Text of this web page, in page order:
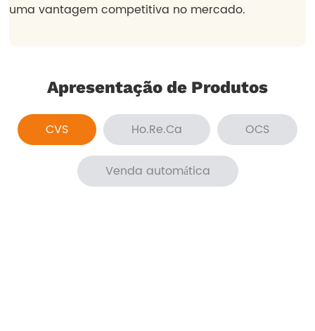
Apresentação de Produtos
CVS Ho.Re.Ca OCS
Venda automática